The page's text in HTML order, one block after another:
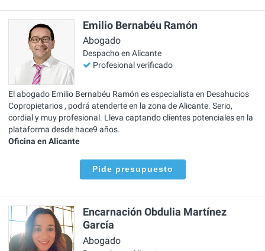
Emilio Bernabéu Ramón
Abogado
Despacho en Alicante
Profesional verificado
El abogado Emilio Bernabéu Ramón es especialista en Desahucios
Copropietarios , podrá atenderte en la zona de Alicante. Serio,
cordial y muy profesional. Lleva captando clientes potenciales en la
plataforma desde hace9 años.
Oficina en Alicante
Pide presupuesto
Encarnación Obdulia Martínez
García
Abogado